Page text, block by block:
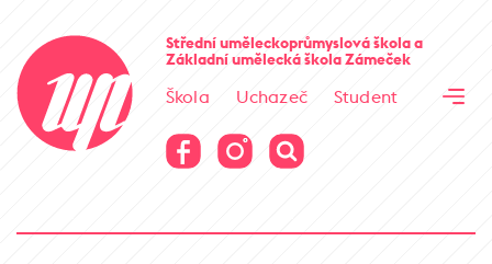
Střední uměleckoprůmyslová školaa
Základní umělecká školaZámeček
Škola Uchazeč
Student
Virtuální prohlídka
Virtuální prohlídka